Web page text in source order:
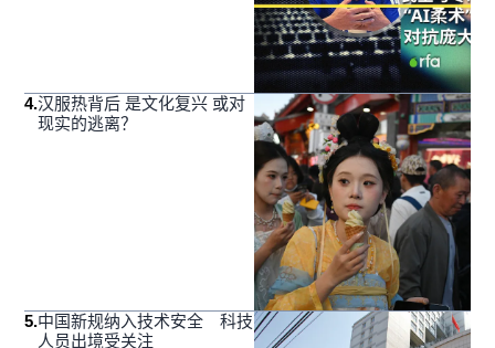
4.汉服热背后 是文化复兴 或对
现实的逃离？
5.中国新规纳入技术安全 科技
人员出境受关注